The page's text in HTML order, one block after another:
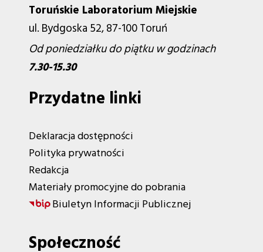
Toruńskie Laboratorium Miejskie
ul. Bydgoska 52, 87-100 Toruń
Od poniedziałku do piątku w godzinach
7.30-15.30
Przydatne linki
Deklaracja dostępności
Polityka prywatności
Redakcja
Materiały promocyjne do pobrania
Biuletyn Informacji Publicznej
Społeczność